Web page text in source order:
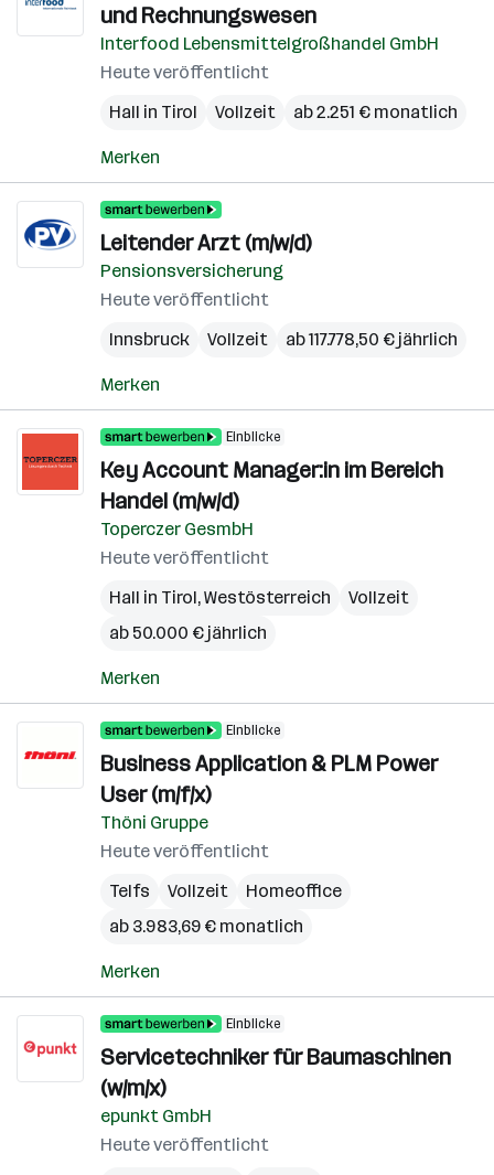
und Rechnungswesen
Interfood Lebensmittelgroßhandel GmbH
Heute veröffentlicht
Hall in Tirol
Vollzeit ab 2.251 € monatlich
Merken
Leitender Arzt (m/w/d)
Pensionsversicherung
Heute veröffentlicht
Innsbruck
Vollzeit ab 117.778,50 € jährlich
Merken
Einblicke
Key Account Manager:in im Bereich
Handel (m/w/d)
Toperczer GesmbH
Heute veröffentlicht
Hall in Tirol,Westösterreich
Vollzeit
ab 50.000 € jährlich
Merken
Einblicke
Business Application & PLM Power
User (m/f/x)
Thöni Gruppe
Heute veröffentlicht
Telfs
Vollzeit
Homeoffice
ab 3.983,69 € monatlich
Merken
Einblicke
Servicetechniker für Baumaschinen
(w/m/x)
epunkt GmbH
Heute veröffentlicht